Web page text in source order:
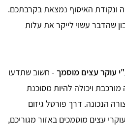
ונקודת האיסוף נמצאת בקרבתכם.
שהדבר עשוי לייקר את עלות
עוקר עצים מוסמך - חשוב שתדעו
ויכולה להיות מסוכנת
הנכונה. דרך פורטל גיזום
עצים מוסמכים באזור מגוריכם,